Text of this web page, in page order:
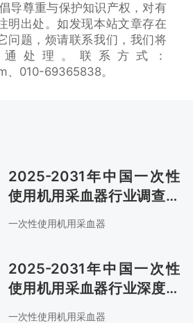
导尊重与保护知识产权，对有
明出处。如发现本站文章存在
问题，烦请联系我们，我们将
处理。联系方式：
、010-69365838。
2025-2031年中国一次性
使用机用采血器行业调查与
投资前景报告
一次性使用机用采血器
2025-2031年中国一次性
使用机用采血器行业深度调
查与投资前景评估报告
一次性使用机用采血器